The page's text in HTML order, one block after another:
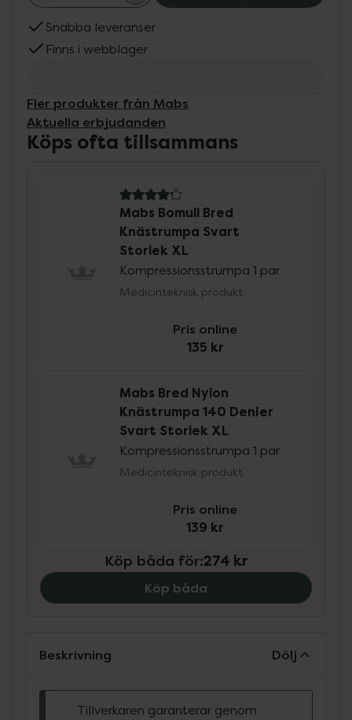
Snabba leveranser
Finns i webblager
Fler produkter från Mabs
Aktuella erbjudanden
Köps ofta tillsammans
4.2 av 5 i omdöme
Mabs Bomull Bred
Knästrumpa Svart
Storlek XL
Kompressionsstrumpa 1 par
Medicinteknisk produkt
Pris online
135 kr
Mabs Bred Nylon
Knästrumpa 140 Denier
Svart Storlek XL
Kompressionsstrumpa 1 par
Medicinteknisk produkt
Pris online
139 kr
Köp båda för:274 kr
Köp båda
Beskrivning Dölj
Tillverkaren garanterar genom